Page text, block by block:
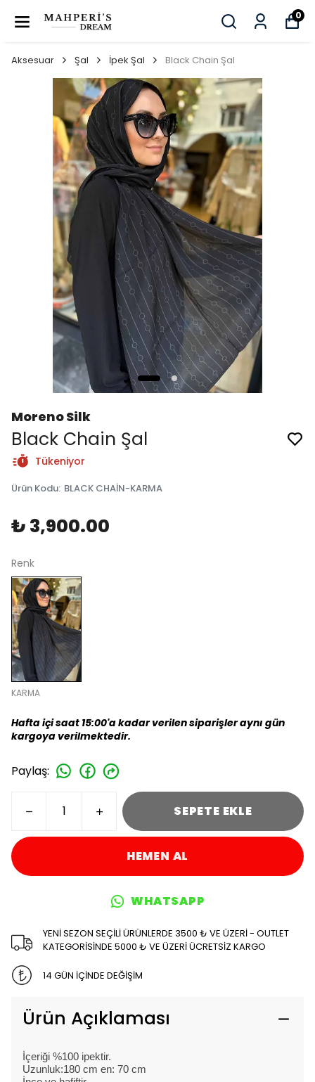
0
Aksesuar Şal İpek Şal Black Chain Şal
Moreno Silk
Black Chain Şal
Tükeniyor
Ürün Kodu: BLACK CHAİN-KARMA
₺ 3,900.00
Renk
KARMA
Hafta içi saat 15:00'a kadar verilen siparişler aynı gün
kargoya verilmektedir.
Paylaş:
SEPETE EKLE
HEMEN AL
WHATSAPP
YENİ SEZON SEÇİLİ ÜRÜNLERDE 3500 ₺ VE ÜZERİ - OUTLET
KATEGORİSİNDE 5000 ₺ VE ÜZERİ ÜCRETSİZ KARGO
14 GÜN İÇİNDE DEĞİŞİM
Ürün Açıklaması
İçeriği %100 ipektir.
Uzunluk:180 cm en: 70 cm